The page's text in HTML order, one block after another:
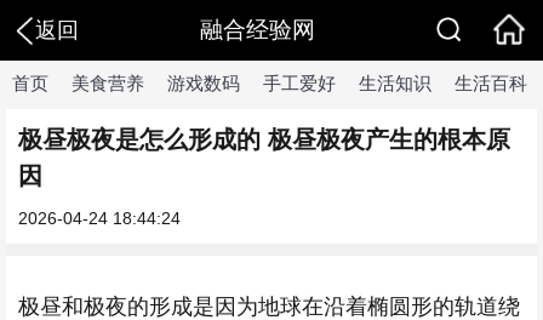
返回 融合经验网
首页 美食营养 游戏数码 手工爱好 生活知识 生活百科
极昼极夜是怎么形成的 极昼极夜产生的根本原
因
2026-04-24 18:44:24
极昼和极夜的形成是因为地球在沿着椭圆形的轨道绕